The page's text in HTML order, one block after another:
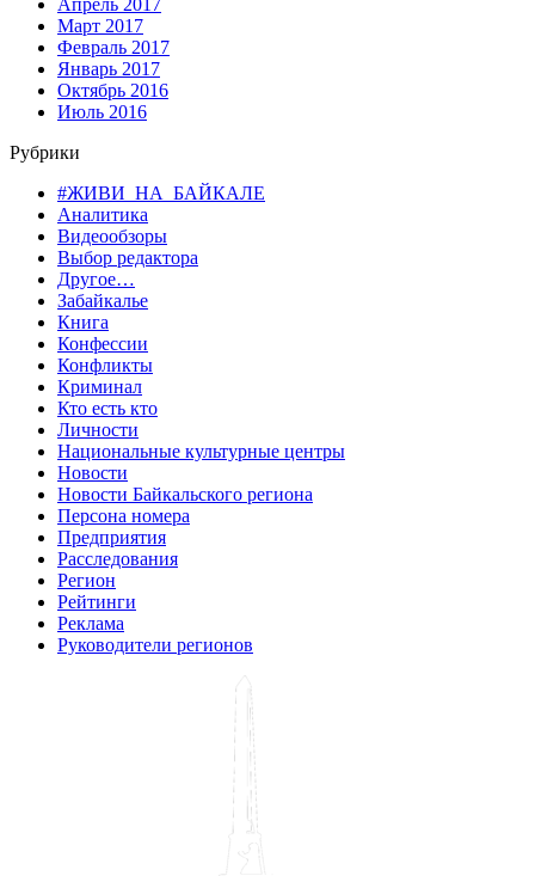
Март 2017
Февраль 2017
Январь 2017
Октябрь 2016
Июль 2016
Рубрики
#ЖИВИ_НА_БАЙКАЛЕ
Аналитика
Видеообзоры
Выбор редактора
Другое…
Забайкалье
Книга
Конфессии
Конфликты
Криминал
Кто есть кто
Личности
Национальные культурные центры
Новости
Новости Байкальского региона
Персона номера
Предприятия
Расследования
Регион
Рейтинги
Реклама
Руководители регионов